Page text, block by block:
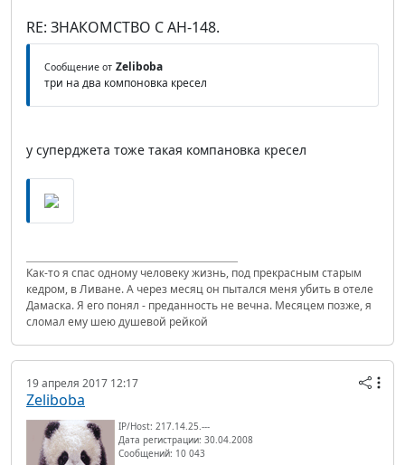
RE: ЗНАКОМСТВО С АН-148.
Сообщение от Zeliboba
три на два компоновка кресел
у суперджета тоже такая компановка кресел
Как-то я спас одному человеку жизнь, под прекрасным старым
кедром, в Ливане. А через месяц он пытался меня убить в отеле
Дамаска. Я его понял - преданность не вечна. Месяцем позже, я
сломал ему шею душевой рейкой
19 апреля 2017 12:17
Zeliboba
IP/Host: 217.14.25.---
Дата регистрации: 30.04.2008
Сообщений: 10 043